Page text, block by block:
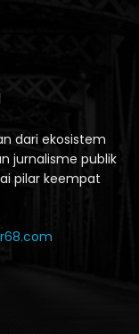
dari ekosistem
jurnalisme publik
pilar keempat